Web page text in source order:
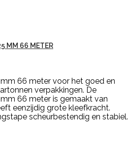
MM 66 METER
66 meter voor het goed en
verpakkingen. De
66 meter is gemaakt van
eenzijdig grote kleefkracht.
scheurbestendig en stabiel.